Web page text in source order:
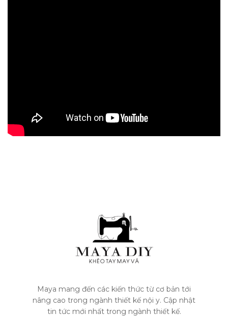
Maya mang đến các kiến thức từ cơ bản tới
nâng cao trong ngành thiết kế nội y. Cập nhật
tin tức mới nhất trong ngành thiết kế.